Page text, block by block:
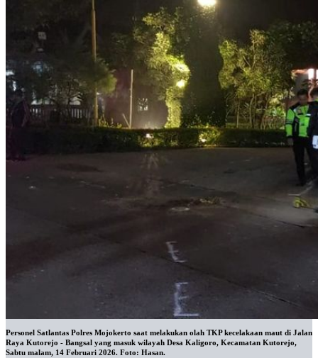
Personel Satlantas Polres Mojokerto saat melakukan olah TKP kecelakaan maut di Jalan
Raya Kutorejo - Bangsal yang masuk wilayah Desa Kaligoro, Kecamatan Kutorejo,
Sabtu malam, 14 Februari 2026. Foto: Hasan.